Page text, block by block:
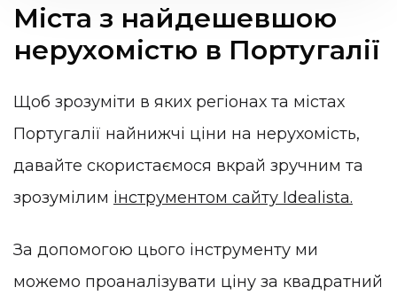
Міста з найдешевшою
нерухомістю в Португалії
Щоб зрозуміти в яких регіонах та містах
Португалії найнижчі ціни на нерухомість,
давайте скористаємося вкрай зручним та
зрозумілим інструментом сайту Idealista.
За допомогою цього інструменту ми
можемо проаналізувати ціну за квадратний